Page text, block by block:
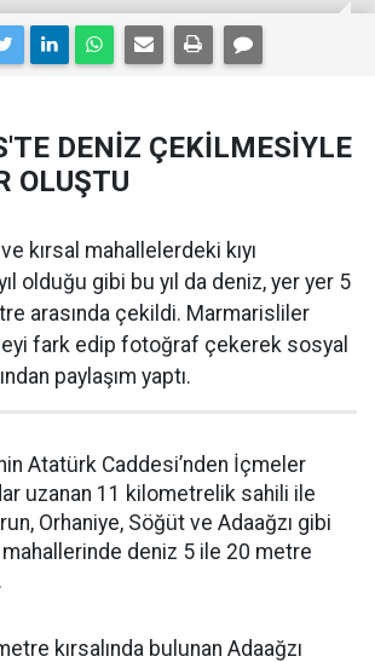
DENİZ ÇEKİLMESİYLE
OLUŞTU
kırsal mahallelerdeki kıyı
olduğu gibi bu yıl da deniz, yer yer 5
arasında çekildi. Marmarisliler
fark edip fotoğraf çekerek sosyal
paylaşım yaptı.
Atatürk Caddesi’nden İçmeler
uzanan 11 kilometrelik sahili ile
Orhaniye, Söğüt ve Adaağzı gibi
mahallerinde deniz 5 ile 20 metre
kırsalında bulunan Adaağzı